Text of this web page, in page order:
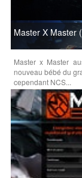
Master X Master
Master x Master
nouveau bébé du
cependant NCS...